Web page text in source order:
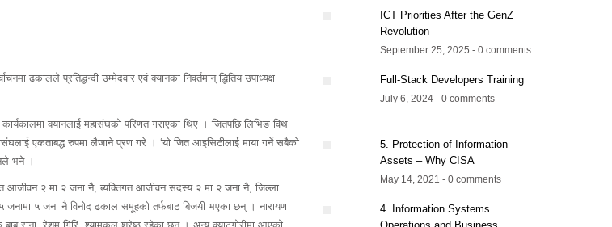
ढकालले प्रतिद्धन्दी उम्मेदवार एवं क्यानका निवर्तमान् द्धितिय उपाध्यक्ष
क्यानलाई महासंघको परिणत गराएका थिए । जितपछि लिभिङ विथ
एकताबद्ध रुपमा लैजाने प्रण गरे । ‘यो जित आइसिटीलाई माया गर्ने सबैको
भने ।
२ मा २ जना नै, ब्यक्तिगत आजीवन सदस्य २ मा २ जना नै, जिल्ला
५ जनामा ५ जना नै विनोद ढकाल समूहको तर्फबाट बिजयी भएका छन् । नारायण
ICT Priorities After the GenZ
Revolution
September 25, 2025 - 0 comments
Full-Stack Developers Training
July 6, 2024 - 0 comments
5. Protection of Information
Assets – Why CISA
May 14, 2021 - 0 comments
4. Information Systems